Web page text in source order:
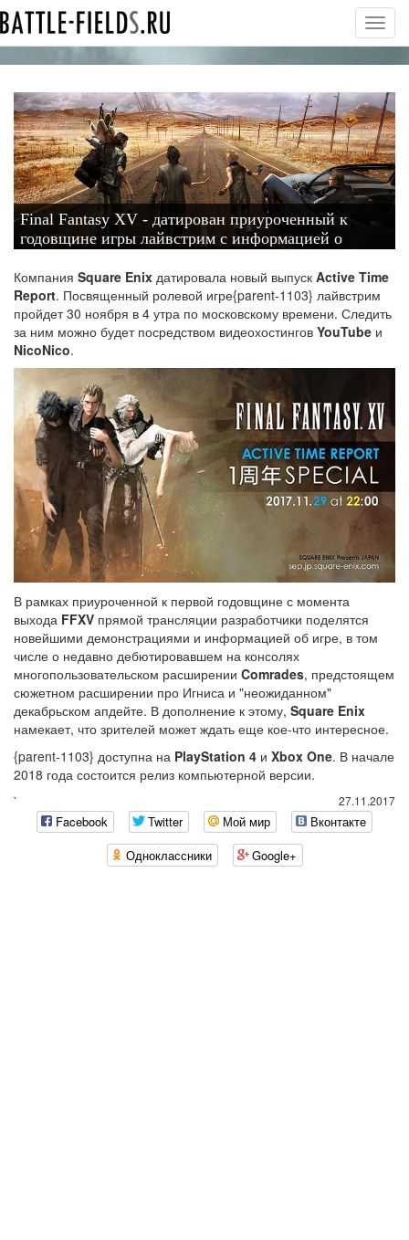
Final Fantasy XV - датирован приуроченный к
годовщине игры лайвстрим с информацией о
Компания Square Enix датировала новый выпуск Active Time
Report. Посвященный ролевой игре{parent-1103} лайвстрим
пройдет 30 ноября в 4 утра по московскому времени. Следить
за ним можно будет посредством видеохостингов YouTube и
NicoNico.
В рамках приуроченной к первой годовщине с момента
выхода FFXV прямой трансляции разработчики поделятся
новейшими демонстрациями и информацией об игре, в том
числе о недавно дебютировавшем на консолях
многопользовательском расширении Comrades, предстоящем
сюжетном расширении про Игниса и "неожиданном"
декабрьском апдейте. В дополнение к этому, Square Enix
намекает, что зрителей может ждать еще кое-что интересное.
{parent-1103} доступна на PlayStation 4 и Xbox One. В начале
2018 года состоится релиз компьютерной версии.
27.11.2017
`
Facebook Twitter Мой мир
Вконтакте
Одноклассники
Google+